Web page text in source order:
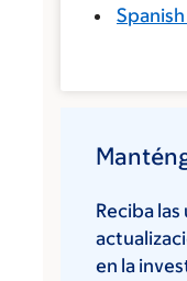
Spanish
Reciba
en la